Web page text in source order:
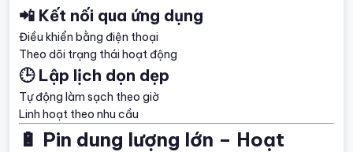
📲 Kết nối qua ứng dụng
Điều khiển bằng điện thoại
Theo dõi trạng thái hoạt động
🕒 Lập lịch dọn dẹp
Tự động làm sạch theo giờ
Linh hoạt theo nhu cầu
🔋 Pin dung lượng lớn – Hoạt